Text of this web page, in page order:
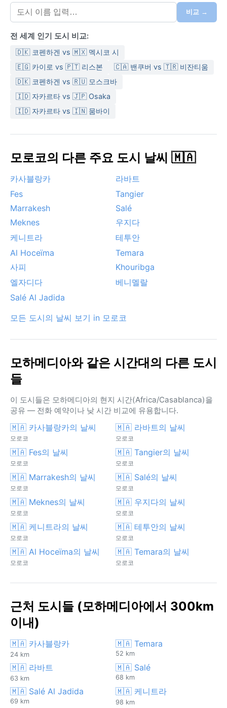
비교 →
전 세계 인기 도시 비교:
🇩🇰 코펜하겐 vs 🇲🇽 멕시코 시
🇪🇬 카이로 vs 🇵🇹 리스본
🇨🇦 밴쿠버 vs 🇹🇷 비잔티움
🇩🇰 코펜하겐 vs 🇷🇺 모스크바
🇮🇩 자카르타 vs 🇯🇵 Osaka
🇮🇩 자카르타 vs 🇮🇳 뭄바이
모로코의 다른 주요 도시 날씨 🇲🇦
카사블랑카
라바트
Fes
Tangier
Marrakesh
Salé
Meknes
우지다
케니트라
테투안
Al Hoceïma
Temara
사피
Khouribga
엘자디다
베니멜랄
Salé Al Jadida
모든 도시의 날씨 보기 in 모로코
모하메디아와 같은 시간대의 다른 도시
들
이 도시들은 모하메디아의 현지 시간(Africa/Casablanca)을
공유 — 전화 예약이나 낮 시간 비교에 유용합니다.
🇲🇦 카사블랑카의 날씨
모로코
🇲🇦 라바트의 날씨
모로코
🇲🇦 Fes의 날씨
모로코
🇲🇦 Tangier의 날씨
모로코
🇲🇦 Marrakesh의 날씨
모로코
🇲🇦 Salé의 날씨
모로코
🇲🇦 Meknes의 날씨
모로코
🇲🇦 우지다의 날씨
모로코
🇲🇦 케니트라의 날씨
모로코
🇲🇦 테투안의 날씨
모로코
🇲🇦 Al Hoceïma의 날씨
모로코
🇲🇦 Temara의 날씨
모로코
근처 도시들 (모하메디아에서 300km
이내)
🇲🇦 카사블랑카
24 km
🇲🇦 Temara
52 km
🇲🇦 라바트
63 km
🇲🇦 Salé
68 km
🇲🇦 Salé Al Jadida
69 km
🇲🇦 케니트라
98 km